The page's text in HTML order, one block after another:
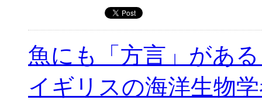
魚にも「方言」があ
イギリスの海洋生物